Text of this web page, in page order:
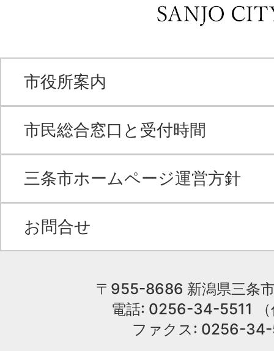
市役所案内
市民総合窓口と受付時間
三条市ホームページ運営方針
お問合せ
〒955-8686 新潟県三条
電話: 0256-34-5511
ファクス: 0256-